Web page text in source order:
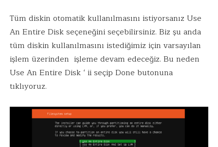
Tüm diskin otomatik kullanılmasını istiyorsanız Use
An Entire Disk seçeneğini seçebilirsiniz. Biz şu anda
tüm diskin kullanılmasını istediğimiz için varsayılan
işlem üzerinden işleme devam edeceğiz. Bu neden
Use An Entire Disk ‘ ii seçip Done butonuna
tıklıyoruz.